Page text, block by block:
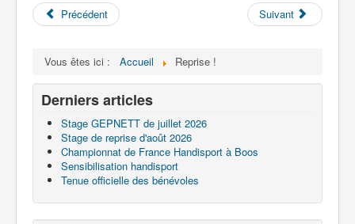
Précédent Suivant
Vous êtes ici : Accueil Reprise !
Derniers articles
Stage GEPNETT de juillet 2026
Stage de reprise d'août 2026
Championnat de France Handisport à Boos
Sensibilisation handisport
Tenue officielle des bénévoles